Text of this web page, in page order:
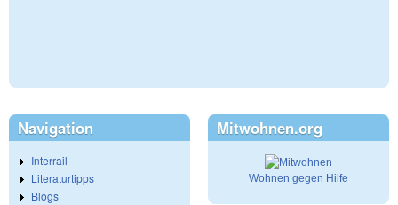
Navigation
Interrail
Literaturtipps
Blogs
Mitwohnen.org
Wohnen gegen Hilfe